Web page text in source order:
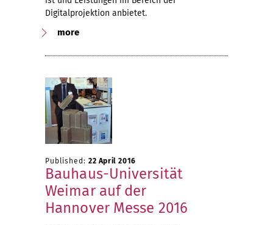
Digitalprojektion anbietet.
more
Published: 22 April 2016
Bauhaus-Universität
Weimar auf der
Hannover Messe 2016